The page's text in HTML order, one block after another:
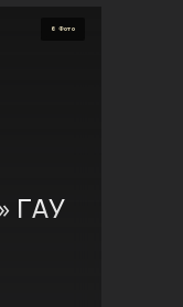
6 Фото
ГАУ